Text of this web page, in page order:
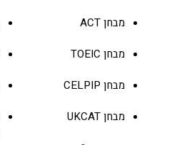
מבחןACT
מבחן TOEIC
מבחן CELPIP
מבחןUKCAT